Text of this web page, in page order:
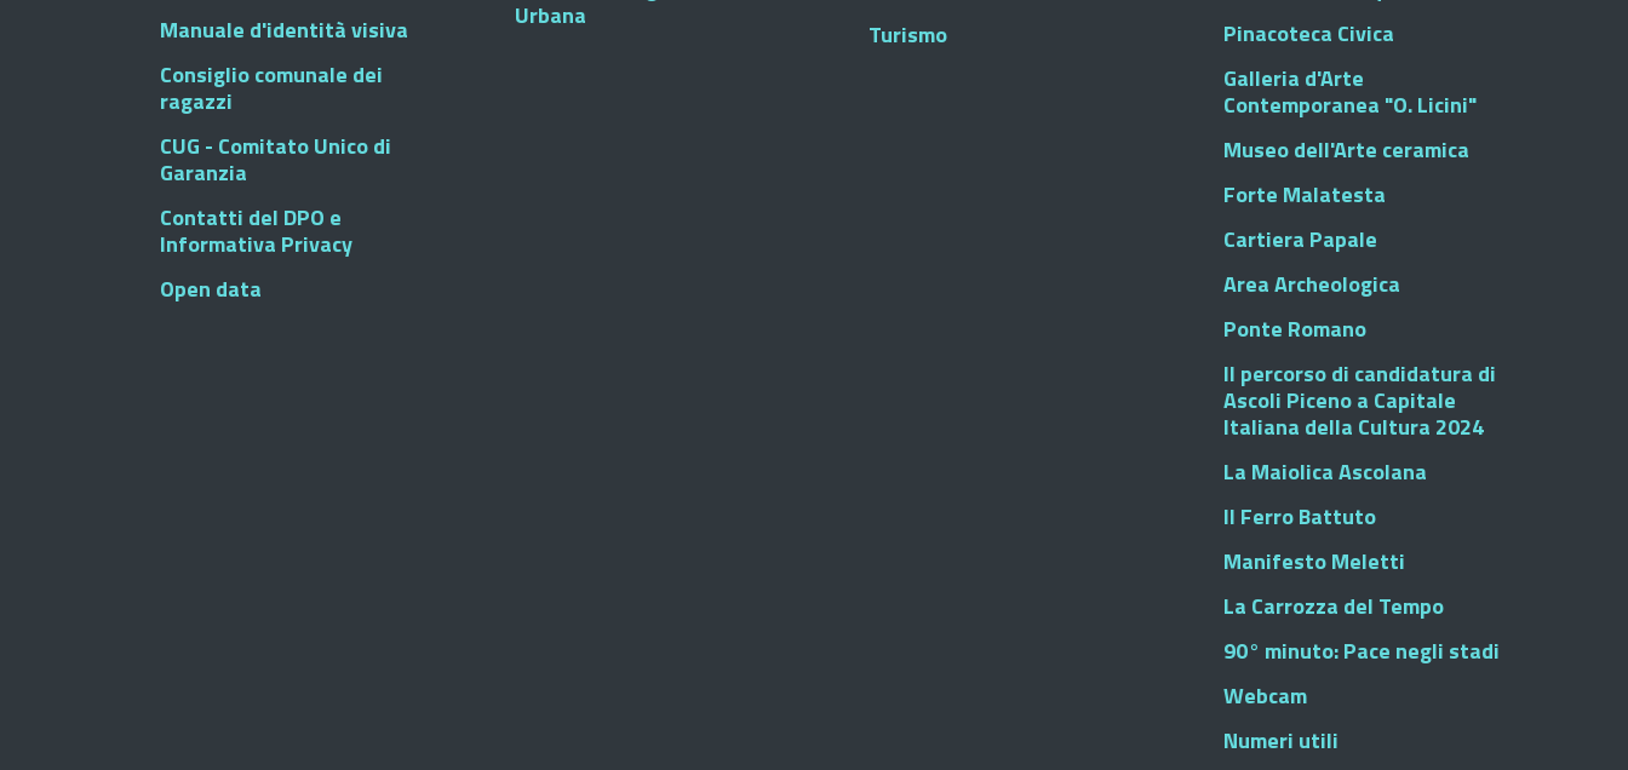
Manuale d'identità visiva
Consiglio comunale dei
ragazzi
CUG - Comitato Unico di
Garanzia
Contatti del DPO e
Informativa Privacy
Open data
Urbana
Turismo
Pinacoteca Civica
Galleria d'Arte
Contemporanea "O. Licini"
Museo dell'Arte ceramica
Forte Malatesta
Cartiera Papale
Area Archeologica
Ponte Romano
Il percorso di candidatura di
Ascoli Piceno a Capitale
Italiana della Cultura 2024
La Maiolica Ascolana
Il Ferro Battuto
Manifesto Meletti
La Carrozza del Tempo
90° minuto: Pace negli stadi
Webcam
Numeri utili